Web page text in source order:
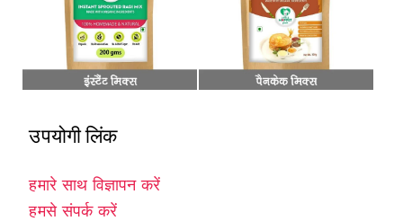
उपयोगी लिंक
हमारे साथ विज्ञापन करें
हमसे संपर्क करें